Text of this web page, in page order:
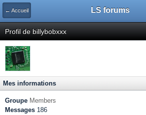
← Accueil LS forums
Profil de billybobxxx
Mes informations
Groupe Members
Messages 186